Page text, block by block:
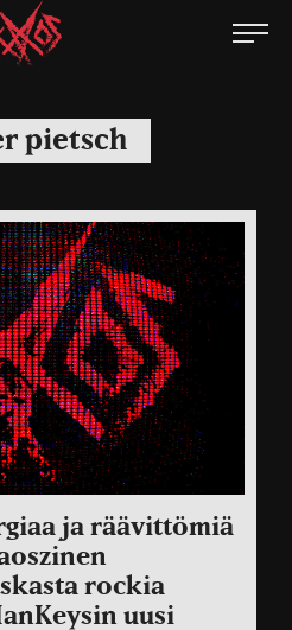
pietsch
ja räävittömiä
rockia
uusi